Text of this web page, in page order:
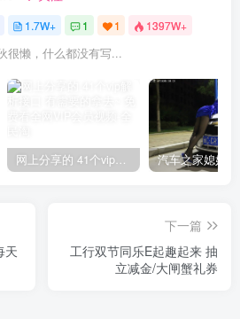
1.7W+ 1 1 1397W+
很懒，什么都没有写...
网上分享的 41个vip解析接口 有需要的拿去~ 免费看全网VIP会员视频
天
下一篇
工行双节同乐E起趣起来 抽
立减金/大闸蟹礼券